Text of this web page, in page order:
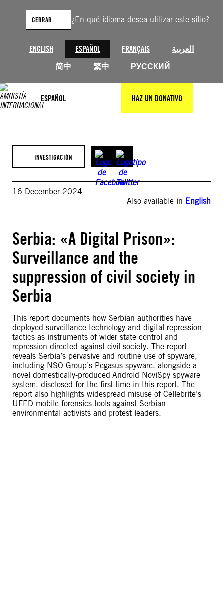
¿En qué idioma desea utilizar este sitio?
ENGLISH ESPAÑOL FRANÇAIS
العربية
简中
繁中 РУССКИЙ
CERRAR
ESPAÑOL HAZ UN DONATIVO
contenido
INVESTIGACIÓN
16 December 2024
Also available in English
Serbia: «A Digital Prison»:
Surveillance and the
suppression of civil society in
Serbia
This report documents how Serbian authorities have
deployed surveillance technology and digital repression
tactics as instruments of wider state control and
repression directed against civil society. The report
reveals Serbia’s pervasive and routine use of spyware,
including NSO Group’s Pegasus spyware, alongside a
novel domestically-produced Android NoviSpy spyware
system, disclosed for the first time in this report. The
report also highlights widespread misuse of Cellebrite’s
UFED mobile forensics tools against Serbian
environmental activists and protest leaders.